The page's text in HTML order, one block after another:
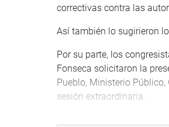
correctivas contra las
Así también lo sugirieron
Por su parte, los
Fonseca solicitaron la
Pueblo, Ministerio Público,
sesión extraordinaria.